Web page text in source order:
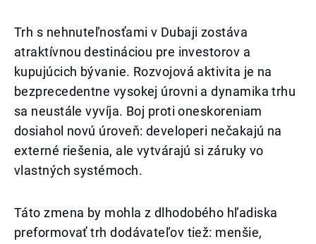
Trh s nehnuteľnosťami v Dubaji zostáva
atraktívnou destináciou pre investorov a
kupujúcich bývanie. Rozvojová aktivita je na
bezprecedentne vysokej úrovni a dynamika trhu
sa neustále vyvíja. Boj proti oneskoreniam
dosiahol novú úroveň: developeri nečakajú na
externé riešenia, ale vytvárajú si záruky vo
vlastných systémoch.
Táto zmena by mohla z dlhodobého hľadiska
preformovať trh dodávateľov tiež: menšie,